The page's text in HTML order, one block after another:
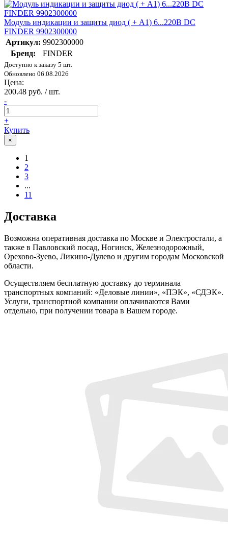
Модуль индикации и защиты диод ( + A1) 6...220В DC
FINDER 9902300000
Артикул: 9902300000
Бренд:
FINDER
Доступно к заказу 5 шт.
Обновлено 06.08.2026
Цена:
200.48 руб. / шт.
-
+
Купить
×
1
2
3
...
11
Доставка
Возможна оперативная доставка по Москве и Электростали, а
также в Павловский посад, Ногинск, Железнодорожный,
Орехово-Зуево, Ликино-Дулево и другим городам Московской
области.
Осуществляем бесплатную доставку до терминала
транспортных компаний: «Деловые линии», «ПЭК», «СДЭК».
Услуги, транспортной компании оплачиваются Вами
отдельно, при получении товара в Вашем городе.